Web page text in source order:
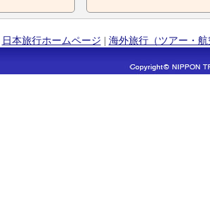
日本旅行ホームページ | 海外旅行（ツアー・航